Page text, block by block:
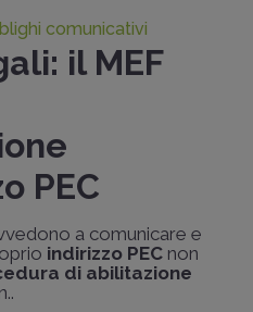
comunicativi
il MEF
PEC
a comunicare e
indirizzo PECnon
di abilitazione